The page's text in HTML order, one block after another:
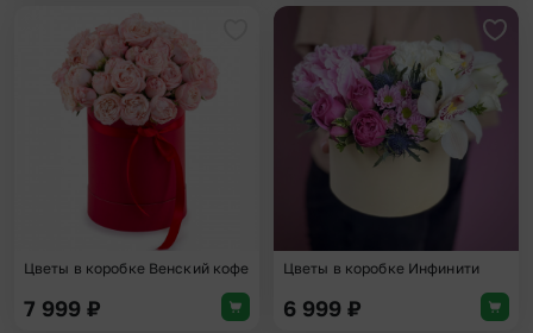
Добавить в избранное
Цветы в коробке Венский кофе
7 999 ₽
Цветы в коробке Инфинити
6 999 ₽